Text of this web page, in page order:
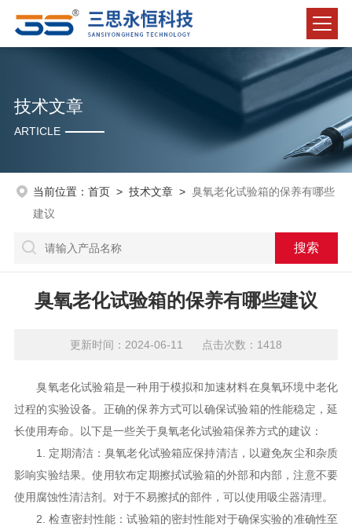
技术文章
ARTICLE
当前位置： 首页> 技术文章> 臭氧老化试验箱的保养有哪些
建议
臭氧老化试验箱的保养有哪些建议
更新时间：2024-06-11 点击次数：1418
臭氧老化试验箱是一种用于模拟和加速材料在臭氧环境中老化
过程的实验设备。正确的保养方式可以确保试验箱的性能稳定，延
长使用寿命。以下是一些关于臭氧老化试验箱保养方式的建议：
1. 定期清洁：臭氧老化试验箱应保持清洁，以避免灰尘和杂质
影响实验结果。使用软布定期擦拭试验箱的外部和内部，注意不要
使用腐蚀性清洁剂。对于不易擦拭的部件，可以使用吸尘器清理。
2. 检查密封性能：试验箱的密封性能对于确保实验的准确性至